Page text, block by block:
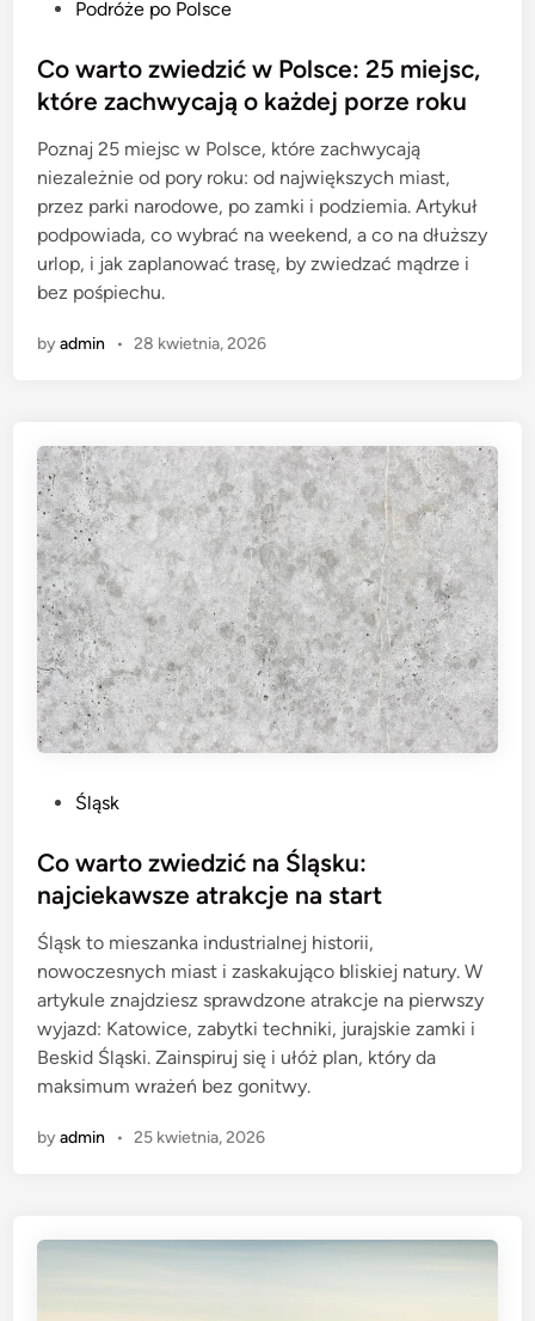
s
t
d
i
n
Podróże po Polsce
Co warto zwiedzić w Polsce: 25 miejsc,
które zachwycają o każdej porze roku
Poznaj 25 miejsc w Polsce, które zachwycają
niezależnie od pory roku: od największych miast,
przez parki narodowe, po zamki i podziemia. Artykuł
podpowiada, co wybrać na weekend, a co na dłuższy
urlop, i jak zaplanować trasę, by zwiedzać mądrze i
bez pośpiechu.
byadmin • 28 kwietnia, 2026
s
t
d
i
n
Śląsk
Co warto zwiedzić na Śląsku:
najciekawsze atrakcje na start
Śląsk to mieszanka industrialnej historii,
nowoczesnych miast i zaskakująco bliskiej natury. W
artykule znajdziesz sprawdzone atrakcje na pierwszy
wyjazd: Katowice, zabytki techniki, jurajskie zamki i
Beskid Śląski. Zainspiruj się i ułóż plan, który da
maksimum wrażeń bez gonitwy.
byadmin • 25 kwietnia, 2026